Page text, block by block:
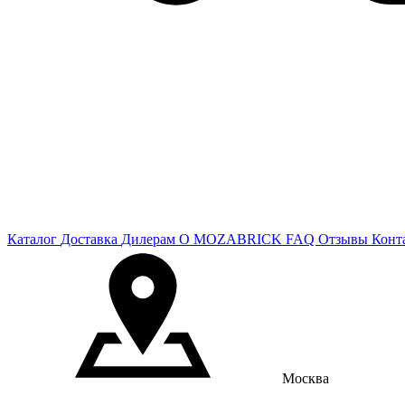
Каталог Доставка Дилерам О MOZABRICK FAQ Отзывы
Москва